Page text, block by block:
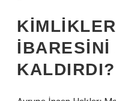
IBARESINI
KALDIRDI?